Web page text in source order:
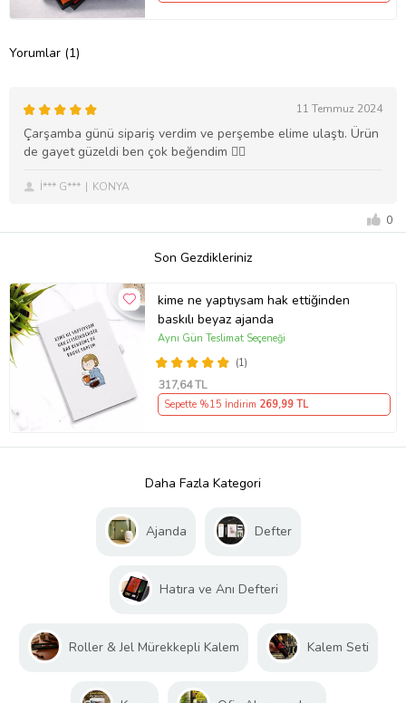
Yorumlar (1)
11 Temmuz 2024
Çarşamba günü sipariş verdim ve perşembe elime ulaştı. Ürün
de gayet güzeldi ben çok beğendim 👍🏻
İ*** G*** KONYA
0
Son Gezdikleriniz
kime ne yaptıysam hak ettiğinden
baskılı beyaz ajanda
(1)
Aynı Gün Teslimat Seçeneği
317,64 TL
Sepette %15 İndirim 269,99 TL
Daha Fazla Kategori
Ajanda Defter
Hatıra ve Anı Defteri
Roller & Jel Mürekkepli Kalem Kalem Seti